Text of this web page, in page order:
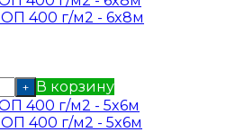
400 г/м2 - 6x8м
+ В корзину
400 г/м2 - 5x6м